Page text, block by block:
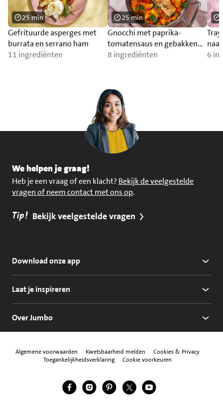
Gefrituurde asperges met
burrata en serrano ham
11 ingrediënten
25 min
Gnocchi met paprika-
tomatensaus en gebakken
zalm
8 ingrediënten
25 min
6
We helpen je graag!
Heb je een vraag of een klacht? Bekijk de veelgestelde
vragen of neem contact met ons op.
Tip! Bekijk veelgestelde vragen
Download onze app
Laat je inspireren
Over Jumbo
Algemene voorwaarden Kwetsbaarheid melden
Cookies & Privacy
Toegankelijkheidsverklaring
Cookie voorkeuren
Volg ons
Jumbo Facebook
Jumbo Instagram
Jumbo Pinterest
Jumbo Twitter
Jumbo YouTube